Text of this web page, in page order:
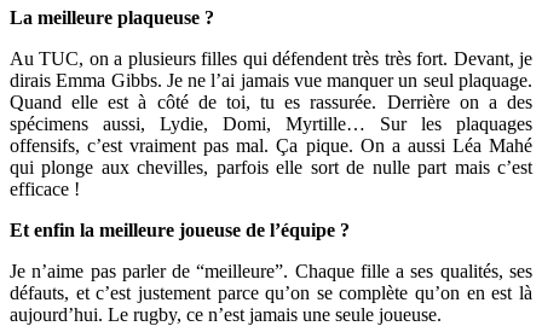
La meilleure plaqueuse ?
Au TUC, on a plusieurs filles qui défendent très très fort. Devant, je
dirais Emma Gibbs. Je ne l’ai jamais vue manquer un seul plaquage.
Quand elle est à côté de toi, tu es rassurée. Derrière on a des
spécimens aussi, Lydie, Domi, Myrtille… Sur les plaquages
offensifs, c’est vraiment pas mal. Ça pique. On a aussi Léa Mahé
qui plonge aux chevilles, parfois elle sort de nulle part mais c’est
efficace !
Et enfin la meilleure joueuse de l’équipe ?
Je n’aime pas parler de “meilleure”. Chaque fille a ses qualités, ses
défauts, et c’est justement parce qu’on se complète qu’on en est là
aujourd’hui. Le rugby, ce n’est jamais une seule joueuse.